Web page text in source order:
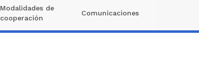
Modalidades de
cooperación
Comunicaciones